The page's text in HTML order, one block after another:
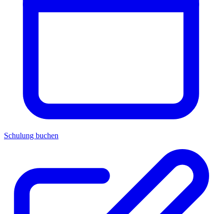
Schulung buchen